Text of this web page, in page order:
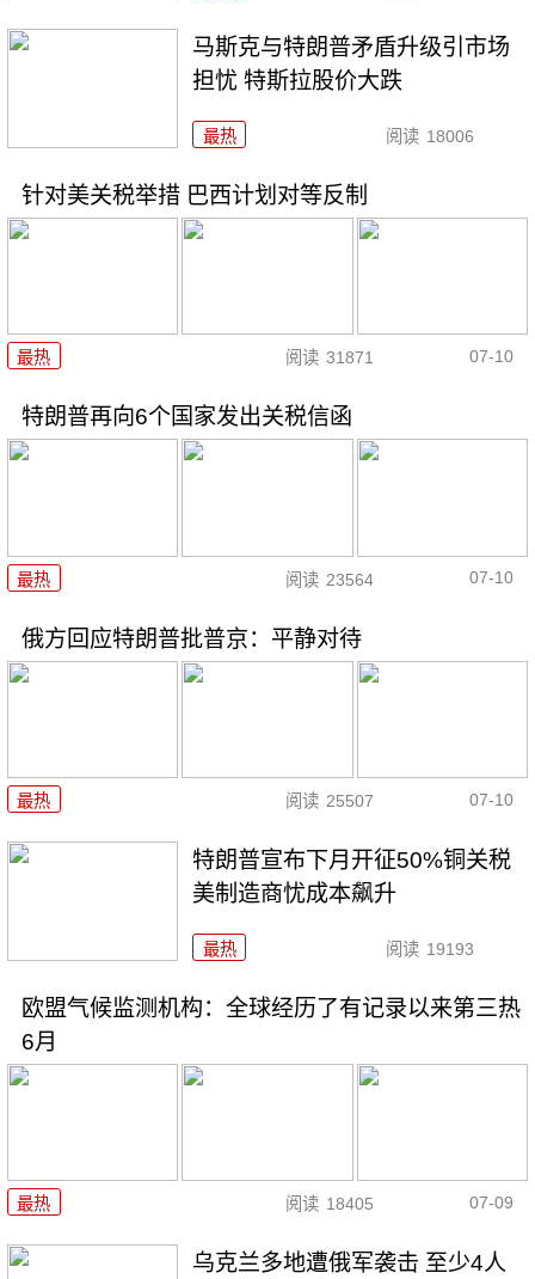
马斯克与特朗普矛盾升级引市场
担忧 特斯拉股价大跌
最热 阅读 18006
针对美关税举措 巴西计划对等反制
最热 阅读 31871 07-10
特朗普再向6个国家发出关税信函
最热 阅读 23564 07-10
俄方回应特朗普批普京：平静对待
最热 阅读 25507 07-10
特朗普宣布下月开征50%铜关税
美制造商忧成本飙升
最热 阅读 19193
欧盟气候监测机构：全球经历了有记录以来第三热
6月
最热 阅读 18405 07-09
乌克兰多地遭俄军袭击 至少4人